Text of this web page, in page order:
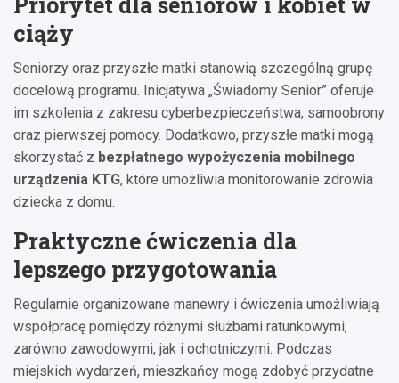
ciąży
Seniorzy oraz przyszłe matki stanowią szczególną grupę
docelową programu. Inicjatywa „Świadomy Senior” oferuje
im szkolenia z zakresu cyberbezpieczeństwa, samoobrony
oraz pierwszej pomocy. Dodatkowo, przyszłe matki mogą
skorzystać z bezpłatnego wypożyczenia mobilnego
urządzenia KTG, które umożliwia monitorowanie zdrowia
dziecka z domu.
Praktyczne ćwiczenia dla
lepszego przygotowania
Regularnie organizowane manewry i ćwiczenia umożliwiają
współpracę pomiędzy różnymi służbami ratunkowymi,
zarówno zawodowymi, jak i ochotniczymi. Podczas
miejskich wydarzeń, mieszkańcy mogą zdobyć przydatne